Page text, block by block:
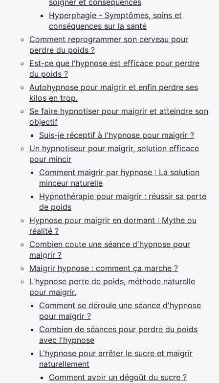
soigner et conséquences
Hyperphagie - Symptômes, soins et
conséquences sur la santé
Comment reprogrammer son cerveau pour
perdre du poids ?
Est-ce que l'hypnose est efficace pour perdre
du poids ?
Autohypnose pour maigrir et enfin perdre ses
kilos en trop.
Se faire hypnotiser pour maigrir et atteindre son
objectif
Suis-je réceptif à l'hypnose pour maigrir ?
Un hypnotiseur pour maigrir, solution efficace
pour mincir
Comment maigrir par hypnose : La solution
minceur naturelle
Hypnothérapie pour maigrir : réussir sa perte
de poids
Hypnose pour maigrir en dormant : Mythe ou
réalité ?
Combien coute une séance d'hypnose pour
maigrir ?
Maigrir hypnose : comment ça marche ?
L'hypnose perte de poids, méthode naturelle
pour maigrir.
Comment se déroule une séance d'hypnose
pour maigrir ?
Combien de séances pour perdre du poids
avec l'hypnose
L'hypnose pour arrêter le sucre et maigrir
naturellement
Comment avoir un dégoût du sucre ?